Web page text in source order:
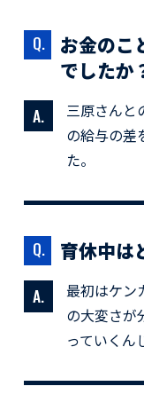
お金のこ
でしたか
三原さんと
の給与の差
た。
育休中は
最初はケン
の大変さが
っていくん